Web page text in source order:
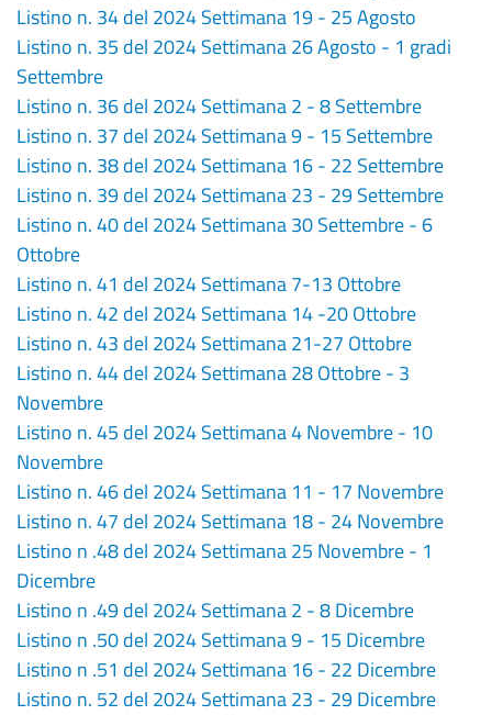
Listino n. 34 del 2024 Settimana 19 - 25 Agosto
Listino n. 35 del 2024 Settimana 26 Agosto - 1 gradi
Settembre
Listino n. 36 del 2024 Settimana 2 - 8 Settembre
Listino n. 37 del 2024 Settimana 9 - 15 Settembre
Listino n. 38 del 2024 Settimana 16 - 22 Settembre
Listino n. 39 del 2024 Settimana 23 - 29 Settembre
Listino n. 40 del 2024 Settimana 30 Settembre - 6
Ottobre
Listino n. 41 del 2024 Settimana 7-13 Ottobre
Listino n. 42 del 2024 Settimana 14 -20 Ottobre
Listino n. 43 del 2024 Settimana 21-27 Ottobre
Listino n. 44 del 2024 Settimana 28 Ottobre - 3
Novembre
Listino n. 45 del 2024 Settimana 4 Novembre - 10
Novembre
Listino n. 46 del 2024 Settimana 11 - 17 Novembre
Listino n. 47 del 2024 Settimana 18 - 24 Novembre
Listino n .48 del 2024 Settimana 25 Novembre - 1
Dicembre
Listino n .49 del 2024 Settimana 2 - 8 Dicembre
Listino n .50 del 2024 Settimana 9 - 15 Dicembre
Listino n .51 del 2024 Settimana 16 - 22 Dicembre
Listino n. 52 del 2024 Settimana 23 - 29 Dicembre